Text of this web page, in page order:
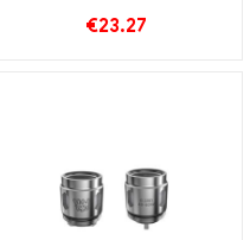
€23.27